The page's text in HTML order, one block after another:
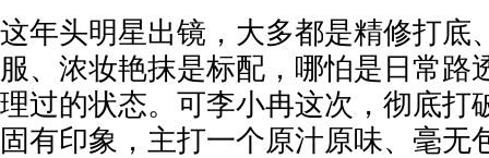
这年头明星出镜，大多都是精修打底
服、浓妆艳抹是标配，哪怕是日常路
理过的状态。可李小冉这次，彻底打
固有印象，主打一个原汁原味、毫无